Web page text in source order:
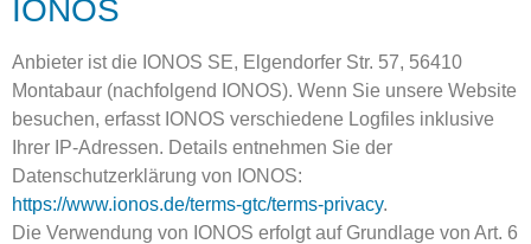
IONOS
Anbieter ist die IONOS SE, Elgendorfer Str. 57, 56410
Montabaur (nachfolgend IONOS). Wenn Sie unsere Website
besuchen, erfasst IONOS verschiedene Logfiles inklusive
Ihrer IP-Adressen. Details entnehmen Sie der
Datenschutzerklärung von IONOS:
https://www.ionos.de/terms-gtc/terms-privacy.
Die Verwendung von IONOS erfolgt auf Grundlage von Art. 6